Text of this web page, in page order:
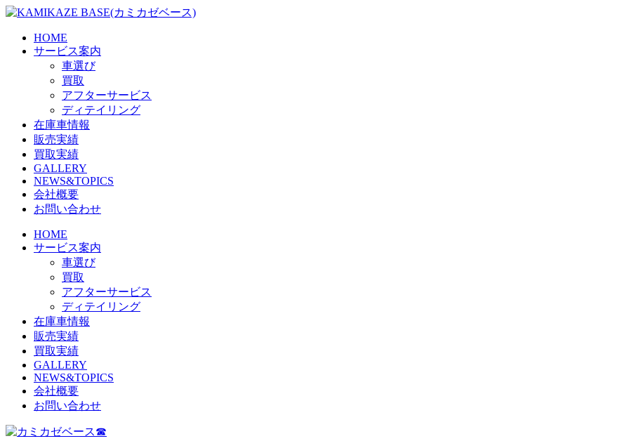
Skip
content
HOME
サービス案内
車選び
買取
アフターサービス
ディテイリング
在庫車情報
販売実績
買取実績
GALLERY
NEWS&TOPICS
会社概要
お問い合わせ
HOME
サービス案内
車選び
買取
アフターサービス
ディテイリング
在庫車情報
販売実績
買取実績
GALLERY
NEWS&TOPICS
会社概要
お問い合わせ